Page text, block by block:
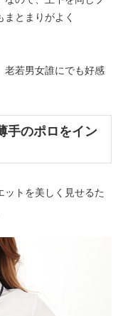
とまりがよく
老若男女誰にでも好感
手のポロをイン
ットを美しく見せるた